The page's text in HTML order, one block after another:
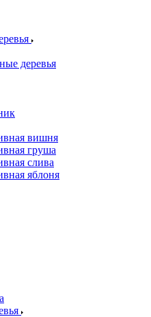
деревья
вишня
груша
слива
яблоня